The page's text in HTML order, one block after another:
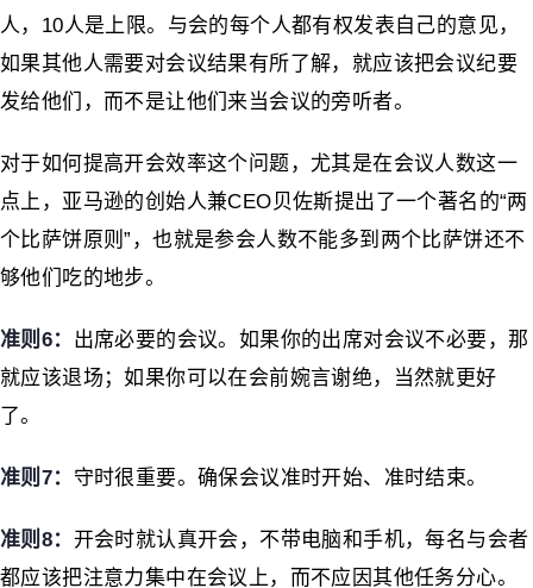
人，10人是上限。与会的每个人都有权发表自己的意见，
如果其他人需要对会议结果有所了解，就应该把会议纪要
发给他们，而不是让他们来当会议的旁听者。
对于如何提高开会效率这个问题，尤其是在会议人数这一
点上，亚马逊的创始人兼CEO贝佐斯提出了一个著名的“两
个比萨饼原则”，也就是参会人数不能多到两个比萨饼还不
够他们吃的地步。
准则6： 出席必要的会议。如果你的出席对会议不必要，那
就应该退场；如果你可以在会前婉言谢绝，当然就更好
了。
准则7： 守时很重要。确保会议准时开始、准时结束。
准则8： 开会时就认真开会，不带电脑和手机，每名与会者
都应该把注意力集中在会议上，而不应因其他任务分心。